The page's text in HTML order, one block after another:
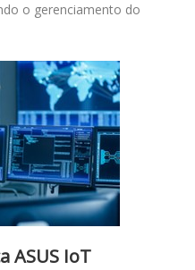
o gerenciamento do
ASUS IoT